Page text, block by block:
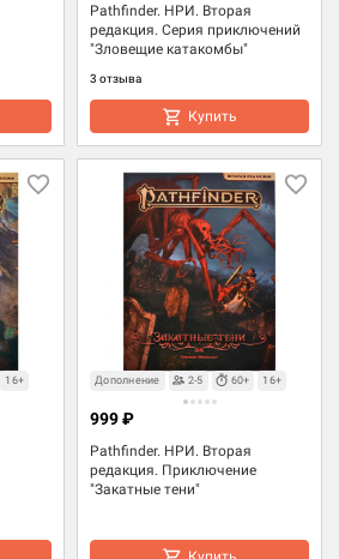
Pathfinder. НРИ. Вторая
редакция. Серия приключений
"Зловещие катакомбы"
3 отзыва
Купить
16+ Дополнение 2-5 60+ 16+
Pathfinder. НРИ. Вторая
редакция. Приключение
"Закатные тени"
999 ₽